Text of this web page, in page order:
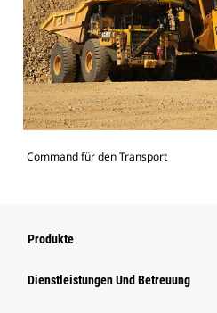
Command für den Transport
Produkte
Dienstleistungen Und Betreuung